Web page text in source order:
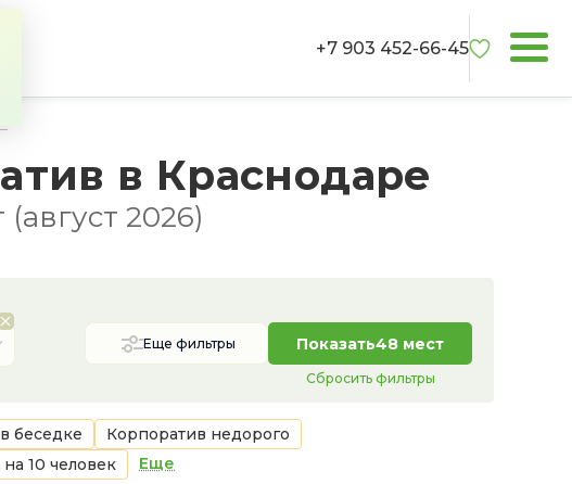
+7 903 452-66-45
в Краснодаре
2026)
Еще фильтры Показать48 мест
Сбросить фильтры
беседке
Корпоратив недорого
10 человек Еще